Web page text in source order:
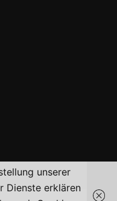
unserer
Dienste erklären